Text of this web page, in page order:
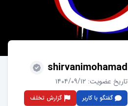
shirvanimohamad
تاریخ عضویت:۱۴۰۴/۰۹/۱۲
گفتگو با کاربر گزارش تخلف